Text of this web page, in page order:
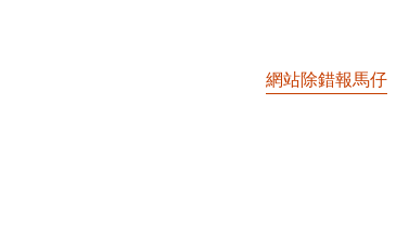
網站除錯報馬仔